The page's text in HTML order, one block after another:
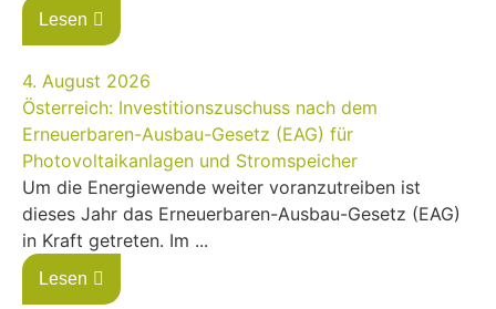
Lesen
4. August 2026
Österreich: Investitionszuschuss nach dem
Erneuerbaren-Ausbau-Gesetz (EAG) für
Photovoltaikanlagen und Stromspeicher
Um die Energiewende weiter voranzutreiben ist
dieses Jahr das Erneuerbaren-Ausbau-Gesetz (EAG)
in Kraft getreten. Im ...
Lesen